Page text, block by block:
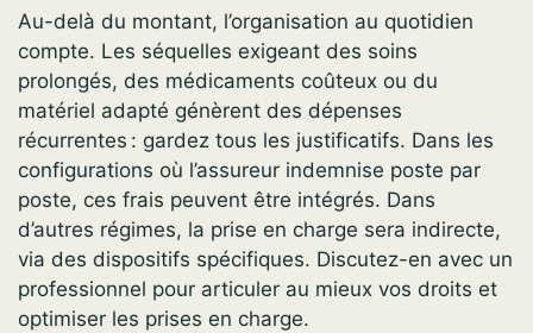
Au-delà du montant, l’organisation au quotidien
compte. Les séquelles exigeant des soins
prolongés, des médicaments coûteux ou du
matériel adapté génèrent des dépenses
récurrentes : gardez tous les justificatifs. Dans les
configurations où l’assureur indemnise poste par
poste, ces frais peuvent être intégrés. Dans
d’autres régimes, la prise en charge sera indirecte,
via des dispositifs spécifiques. Discutez-en avec un
professionnel pour articuler au mieux vos droits et
optimiser les prises en charge.